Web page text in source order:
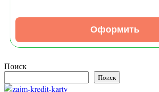
Оформить
Поиск
Поиск